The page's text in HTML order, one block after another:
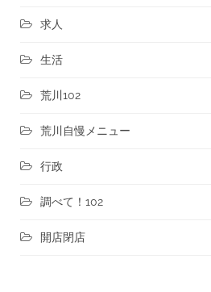
求人
生活
荒川102
荒川自慢メニュー
行政
調べて！102
開店閉店